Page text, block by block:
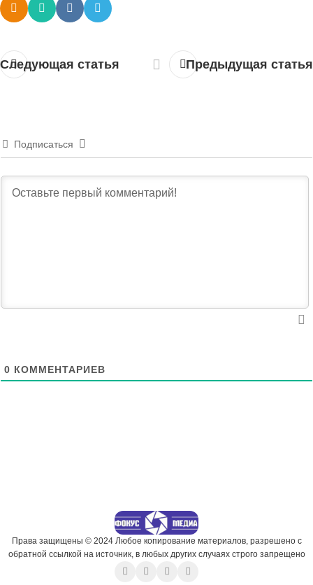
Следующая статья Предыдущая статья
Подписаться
0 КОММЕНТАРИЕВ
Права защищены © 2024 Любое копирование материалов, разрешено с
обратной ссылкой на источник, в любых других случаях строго запрещено